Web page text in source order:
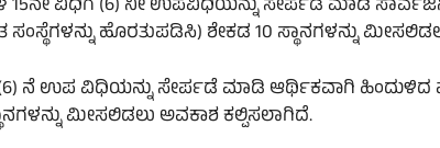
ವಿಧಿಗೆ (6) ನೀ ಉಪವಿಧಿಯನ್ನು ಸೇರ್ಪಡೆ ಮಾಡಿ
ಸಂಸ್ಥೆಗಳನ್ನು ಹೊರತುಪಡಿಸಿ) ಶೇಕಡ 10 ಸ್ಥಾನಗಳನ್ನು
ನೆ ಉಪ ವಿಧಿಯನ್ನು ಸೇರ್ಪಡೆ ಮಾಡಿ ಆರ್ಥಿಕವಾಗಿ
ಮೀಸಲಿಡಲು ಅವಕಾಶ ಕಲ್ಪಿಸಲಾಗಿದೆ.